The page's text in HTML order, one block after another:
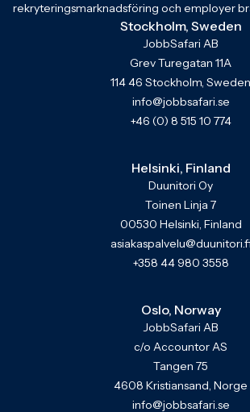
rekryteringsmarknadsföring och employer
Stockholm, Sweden
JobbSafari AB
Grev Turegatan 11A
114 46 Stockholm, Sweden
info@jobbsafari.se
+46 (0) 8 515 10 774
Helsinki, Finland
Duunitori Oy
Toinen Linja 7
00530 Helsinki, Finland
asiakaspalvelu@duunitori.fi
+358 44 980 3558
Oslo, Norway
JobbSafari AB
c/o Accountor AS
Tangen 75
4608 Kristiansand, Norge
info@jobbsafari.se